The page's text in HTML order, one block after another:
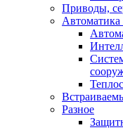
Приводы,
Разное